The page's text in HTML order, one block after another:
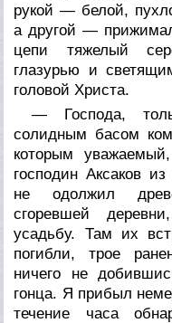
рукой — белой,
а другой —
цепи тяжелый
глазурью и
головой Христа.
— Господа,
солидным басом
которым
господин Аксаков
не одолжил
сгоревшей
усадьбу. Там их
погибли, трое
ничего не
гонца. Я прибыл
течение часа